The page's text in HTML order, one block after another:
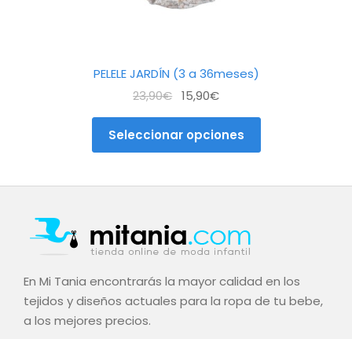
PELELE JARDÍN (3 a 36meses)
23,90€ El
precio
original
era:
15,90€El
precio
actual
es:
Seleccionar opciones
En Mi Tania encontrarás la mayor calidad en los
tejidos y diseños actuales para la ropa de tu bebe,
a los mejores precios.